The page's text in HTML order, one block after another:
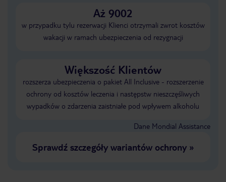
Aż 9002
w przypadku tylu rezerwacji Klienci otrzymali zwrot kosztów
wakacji w ramach ubezpieczenia od rezygnacji
Większość Klientów
rozszerza ubezpieczenia o pakiet All Inclusive - rozszerzenie
ochrony od kosztów leczenia i następstw nieszczęśliwych
wypadków o zdarzenia zaistniałe pod wpływem alkoholu
Dane Mondial Assistance
Sprawdź szczegóły wariantów ochrony»